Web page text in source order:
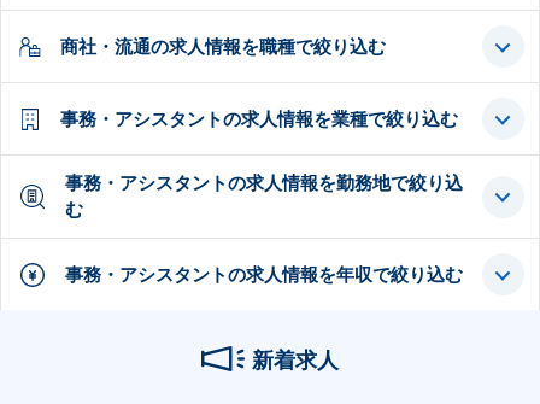
商社・流通の求人情報を職種で絞り込む
事務・アシスタントの求人情報を業種で絞り込む
事務・アシスタントの求人情報を勤務地で絞り込
む
事務・アシスタントの求人情報を年収で絞り込む
新着求人